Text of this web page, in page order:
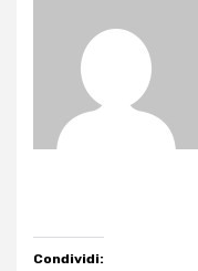
Condividi: